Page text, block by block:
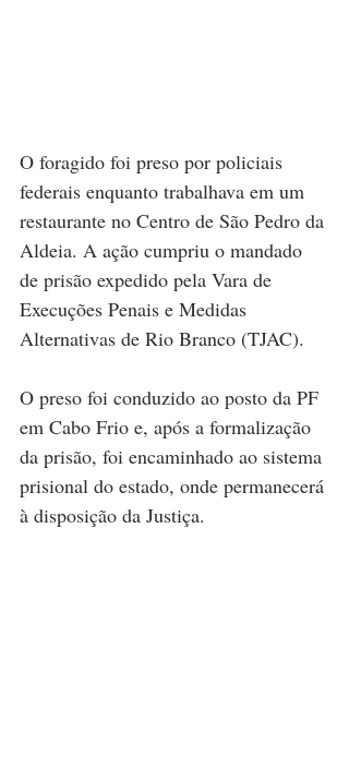
O foragido foi preso por policiais
federais enquanto trabalhava em um
restaurante no Centro de São Pedro da
Aldeia. A ação cumpriu o mandado
de prisão expedido pela Vara de
Execuções Penais e Medidas
Alternativas de Rio Branco (TJAC).
O preso foi conduzido ao posto da PF
em Cabo Frio e, após a formalização
da prisão, foi encaminhado ao sistema
prisional do estado, onde permanecerá
à disposição da Justiça.